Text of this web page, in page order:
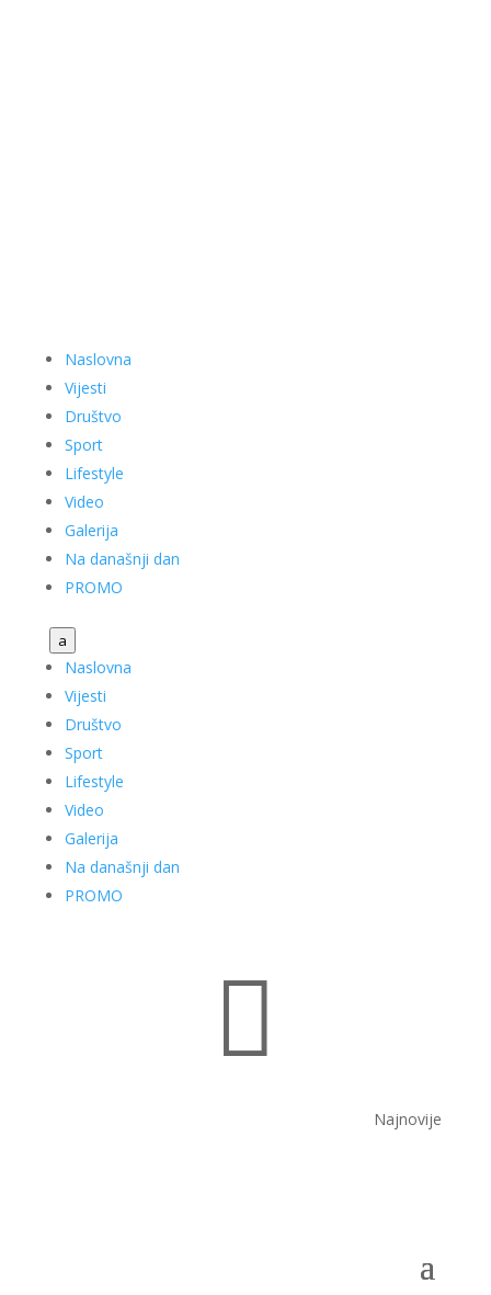
Naslovna
Vijesti
Društvo
Sport
Lifestyle
Video
Galerija
Na današnji dan
PROMO
a
Naslovna
Vijesti
Društvo
Sport
Lifestyle
Video
Galerija
Na današnji dan
PROMO

Najnovije